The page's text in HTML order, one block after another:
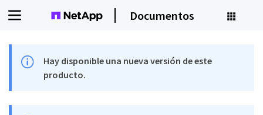
Documentos
Hay disponible una nueva versión de este
producto.